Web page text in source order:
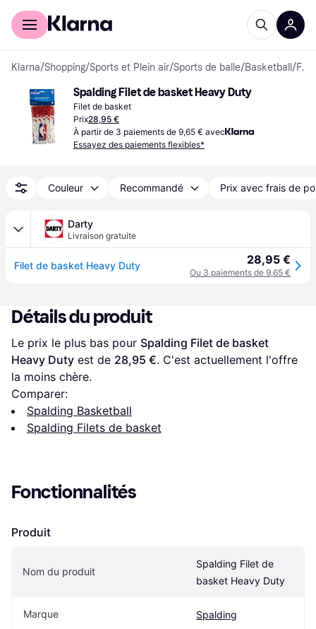
Acheter avec Klarna
Klarna/Shopping/Sports et Plein air/Sports de balle/Basketball / Filets de basket
Spalding Filet de basket Heavy Duty
Filet de basket
Prix28,95 €
À partir de 3 paiements de 9,65 € avec
Essayez des paiements flexibles*
Couleur Recommandé Prix avec frais de
Darty
Livraison gratuite
Filet de basket Heavy Duty 28,95 €
Ou 3 paiements de 9,65 €
Détails du produit
Le prix le plus bas pour Spalding Filet de basket
Heavy Duty est de 28,95 €. C'est actuellement l'offre
la moins chère.
Comparer:
Spalding Basketball
Spalding Filets de basket
Fonctionnalités
Produit
Nom du produit
Spalding Filet de
basket Heavy Duty
Marque Spalding